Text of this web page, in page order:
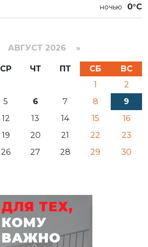
0°C
АВГУСТ 2026 »
СР ЧТ ПТ СБ
ВС
1
2
5 6 7 8
9
12 13 14 15
16
19 20 21 22
23
26 27 28 29
30